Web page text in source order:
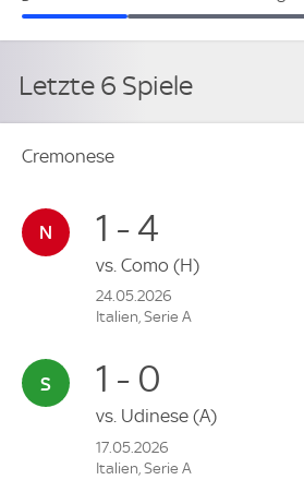
Letzte 6 Spiele
Cremonese
1 - 4
vs. Como (H)
24.05.2026
Italien, Serie A
1 - 0
vs. Udinese (A)
17.05.2026
Italien, Serie A